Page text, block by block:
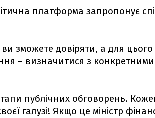
платформа запропонує
зможете довіряти, а для цього
– визначитися з
публічних обговорень.
галузі! Якщо це міністр